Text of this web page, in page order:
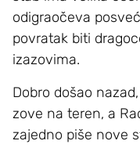
odigraočeva
povratak biti
izazovima.
Dobro došao
zove na teren, a
zajedno piše nove